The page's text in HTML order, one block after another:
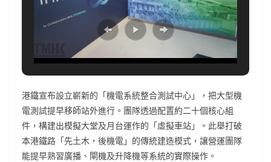
港鐵宣布設立嶄新的「機電系統整合測試中心」，把大型機
電測試提早移師站外進行。團隊透過配置約二十個核心組
件，構建出模擬大堂及月台運作的「虛擬車站」。此舉打破
本港鐵路「先土木，後機電」的傳統建造模式，讓營運團隊
能提早熟習廣播、閘機及升降機等系統的實際操作。